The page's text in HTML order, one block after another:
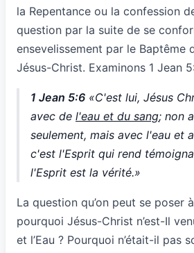
la Repentance ou la confession
question par la suite de se
ensevelissement par le Baptême
Jésus-Christ. Examinons 1 Jean
1 Jean 5:6 «C'est lui, Jésus
avec de l'eau et du sang; non
seulement, mais avec l'eau et
c'est l'Esprit qui rend
l'Esprit est la vérité.»
La question qu’on peut se poser
pourquoi Jésus-Christ n’est-Il
et l’Eau ? Pourquoi n’était-il pas